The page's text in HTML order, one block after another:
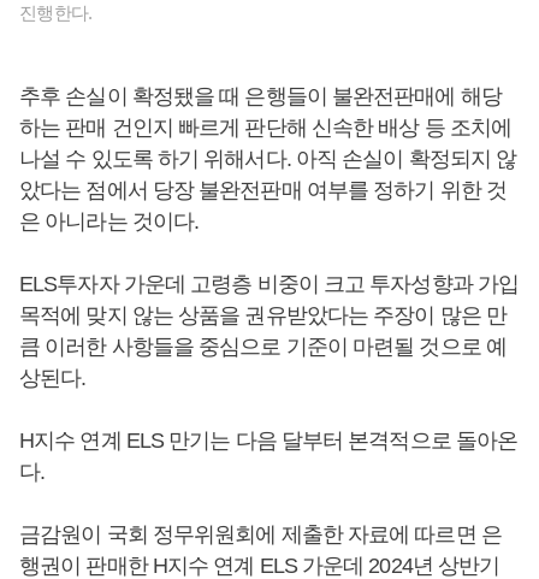
진행한다.
추후 손실이 확정됐을 때 은행들이 불완전판매에 해당
하는 판매 건인지 빠르게 판단해 신속한 배상 등 조치에
나설 수 있도록 하기 위해서다. 아직 손실이 확정되지 않
았다는 점에서 당장 불완전판매 여부를 정하기 위한 것
은 아니라는 것이다.
ELS투자자 가운데 고령층 비중이 크고 투자성향과 가입
목적에 맞지 않는 상품을 권유받았다는 주장이 많은 만
큼 이러한 사항들을 중심으로 기준이 마련될 것으로 예
상된다.
H지수 연계 ELS 만기는 다음 달부터 본격적으로 돌아온
다.
금감원이 국회 정무위원회에 제출한 자료에 따르면 은
행권이 판매한 H지수 연계 ELS 가운데 2024년 상반기